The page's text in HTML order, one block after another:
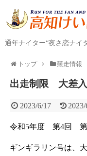
通年ナイター“夜さ恋ナイ
トップ 競走情報
出走制限 大差
2023/6/17
令和5年度 第4回
ギンギラリン号は、